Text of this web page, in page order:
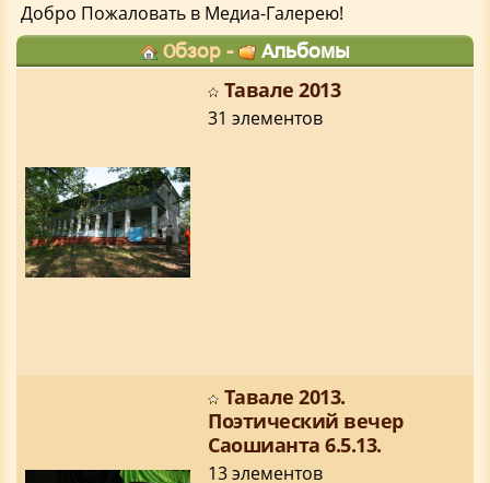
Добро Пожаловать в Медиа-Галерею!
Обзор - Альбомы
Тавале 2013
31 элементов
Тавале 2013.
Поэтический вечер
Саошианта 6.5.13.
13 элементов